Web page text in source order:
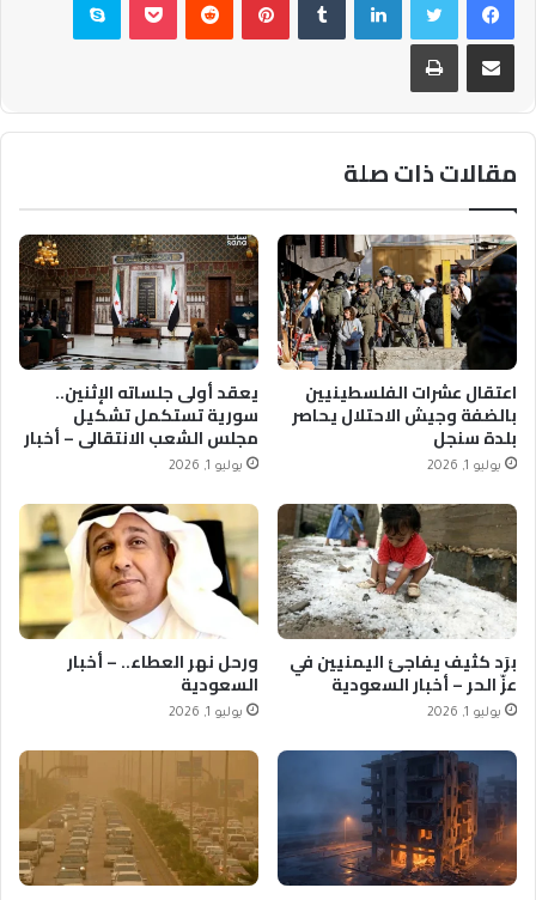
مشاركة عبر البريد طباعة
مقالات ذات صلة
اعتقال عشرات الفلسطينيين
بالضفة وجيش الاحتلال يحاصر
بلدة سنجل
يوليو 1, 2026
يعقد أولى جلساته الإثنين..
سورية تستكمل تشكيل
مجلس الشعب الانتقالي – أخبار
السعودية
يوليو 1, 2026
برَد كثيف يفاجئ اليمنيين في
عزّ الحر – أخبار السعودية
يوليو 1, 2026
ورحل نهر العطاء.. – أخبار
السعودية
يوليو 1, 2026